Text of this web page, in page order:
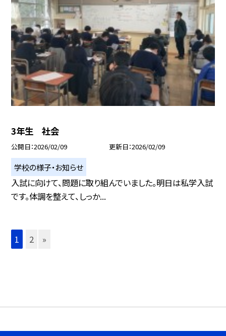
3年生 社会
公開日 2026/02/09 更新日 2026/02/09
学校の様子・お知らせ
入試に向けて、問題に取り組んでいました。明日は私学入試
です。体調を整えて、しっか...
1 2 »